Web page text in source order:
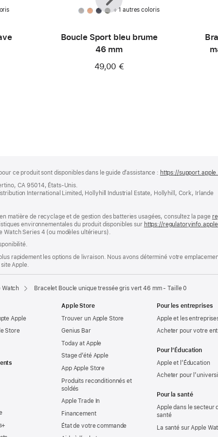
+ 1 autres coloris
Boucle Sport bleu brume
46 mm
49,00 €
ce produit sont disponibles dans le guide d’assistance : https://
CA 95014, États-Unis.
International Limited, Hollyhill Industrial Estate, Hollyhill, Cork, Irlande
matière de recyclage et de gestion des batteries usagées, consultez la page
environnementales du produit disponibles sur https://
Watch Series 4 (ou modèles ultérieurs).
rapidement les options de livraison. Nous avons déterminé votre
Apple.
Watch Bracelet Boucle unique tressée gris vert 46 mm - Taille 0
Apple
Store
Apple Store
Trouver un Apple Store
Genius Bar
Today at Apple
Stage d’été Apple
App Apple Store
Produits reconditionnés et
soldés
Apple Trade In
Financement
État de votre commande
Pour les entreprises
Apple et les
Acheter pour votre
Pour l’Éducation
Apple et l’Éducation
Acheter pour
Pour la santé
Apple dans le secteur
santé
La santé sur Apple